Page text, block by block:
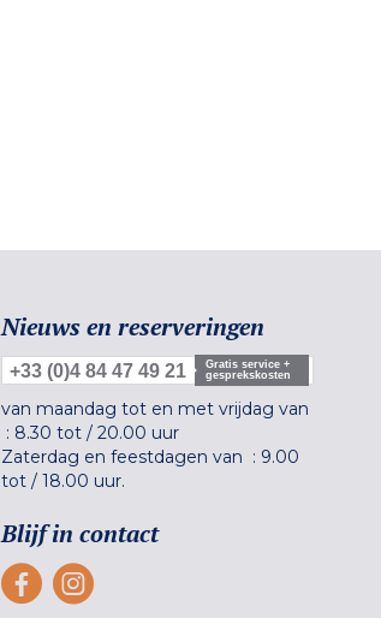
Nieuws en reserveringen
+33 (0)4 84 47 49 21
Gratis service +
gesprekskosten
van maandag tot en met vrijdag van
: 8.30 tot / 20.00 uur
Zaterdag en feestdagen van : 9.00
tot / 18.00 uur.
Blijf in contact